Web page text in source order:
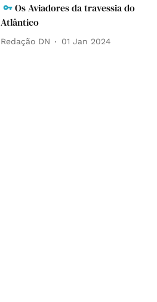
Os Aviadores da travessia do
Atlântico
Redação DN 01 Jan 2024